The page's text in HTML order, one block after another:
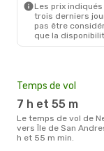
Les prix
trois derniers
pas être
que la
Temps de vol
7 h et 55 m
Le temps de vol de New York
vers Île de San
h et 55 m min.